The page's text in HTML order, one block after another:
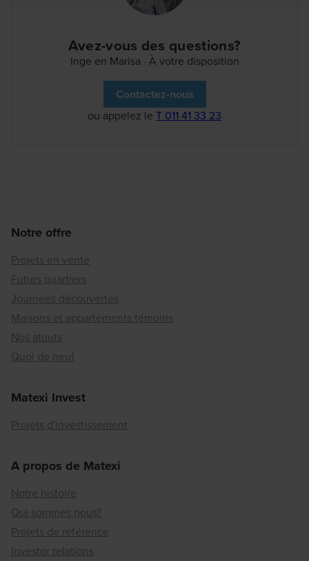
Avez-vous des questions?
Inge en Marisa · À votre disposition
Contactez-nous
ou appelez le T 011 41 33 23
Notre offre
Projets en vente
Futurs quartiers
Journées découvertes
Maisons et appartements témoins
Nos atouts
Quoi de neuf
Matexi Invest
Projets d'investissement
A propos de Matexi
Notre histoire
Qui sommes nous?
Projets de référence
Investor relations